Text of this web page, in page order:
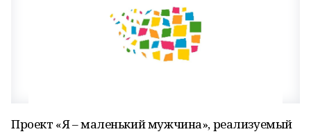
Проект «Я – маленький мужчина», реализуемый